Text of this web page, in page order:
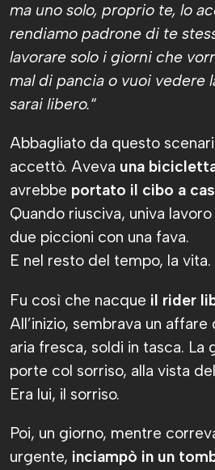
ma uno solo, proprio te, lo
rendiamo padrone di te
lavorare solo i giorni che
mal di pancia o vuoi vedere
sarai libero.“
Abbagliato da questo
accettò. Aveva una
avrebbe portato il cibo a
Quando riusciva, univa
due piccioni con una fava.
E nel resto del tempo, la vita.
Fu così che nacque il rider
All’inizio, sembrava un affare
aria fresca, soldi in tasca. La
porte col sorriso, alla vista
Era lui, il sorriso.
Poi, un giorno, mentre
urgente, inciampò in un